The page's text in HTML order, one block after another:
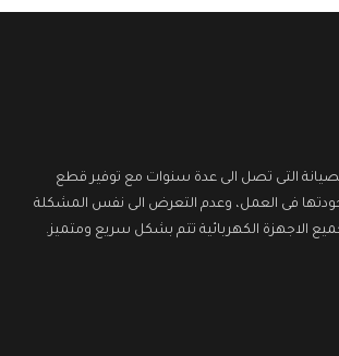
التى تصل الى عدة سنوات مع توفير قطع
جودتها فى العمل، وعدم التعرض الى نفس المشكلة
الاجهزة الكهربائية تتم بشكل سريع ومتميز.